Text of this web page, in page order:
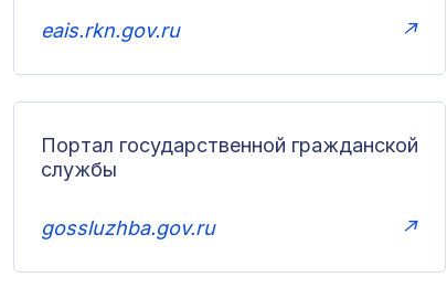
eais.rkn.gov.ru ↗
Портал государственной гражданской
службы
gossluzhba.gov.ru ↗